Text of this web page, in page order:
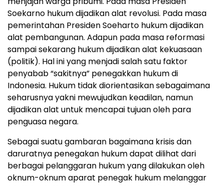
Soekarno hukum dijadikan alat revolusi. Pada masa
pemerintahan Presiden Soeharto hukum dijadikan
alat pembangunan. Adapun pada masa reformasi
sampai sekarang hukum dijadikan alat kekuasaan
(politik). Hal ini yang menjadi salah satu faktor
penyabab “sakitnya” penegakkan hukum di
Indonesia. Hukum tidak diorientasikan sebagaimana
seharusnya yakni mewujudkan keadilan, namun
dijadikan alat untuk mencapai tujuan oleh para
penguasa negara.
Sebagai suatu gambaran bagaimana krisis dan
daruratnya penegakan hukum dapat dilihat dari
berbagai pelanggaran hukum yang dilakukan oleh
oknum-oknum aparat penegak hukum melanggar